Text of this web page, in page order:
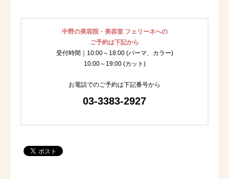
中野の美容院・美容室 フェリーネへの
ご予約は下記から
受付時間｜10:00～18:00 (パーマ、カラー)
10:00～19:00 (カット)
お電話でのご予約は下記番号から
03-3383-2927